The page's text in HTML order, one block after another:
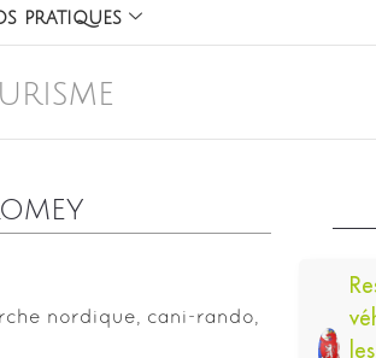
pratiques
nordique, cani-rando,